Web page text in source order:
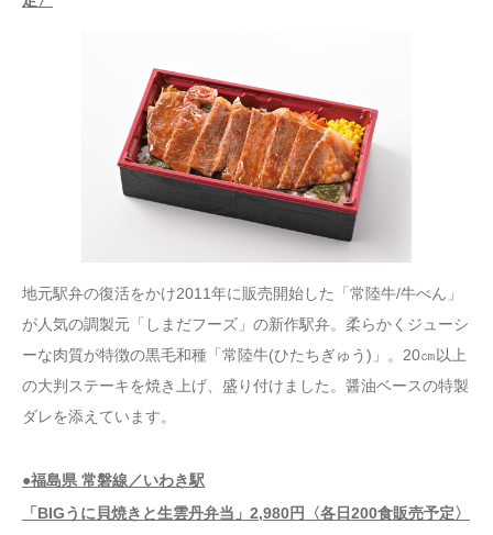
地元駅弁の復活をかけ2011年に販売開始した「常陸牛/牛べん」
が人気の調製元「しまだフーズ」の新作駅弁。柔らかくジューシ
ーな肉質が特徴の黒毛和種「常陸牛(ひたちぎゅう)」。20㎝以上
の大判ステーキを焼き上げ、盛り付けました。醤油ベースの特製
ダレを添えています。
●福島県 常磐線／いわき駅
「BIGうに貝焼きと生雲丹弁当」2,980円〈各日200食販売予定〉